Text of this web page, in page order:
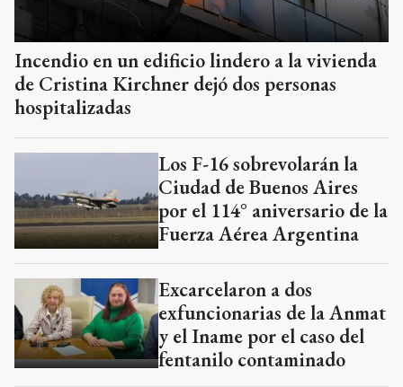
Incendio en un edificio lindero a la vivienda
de Cristina Kirchner dejó dos personas
hospitalizadas
Los F-16 sobrevolarán la
Ciudad de Buenos Aires
por el 114° aniversario de la
Fuerza Aérea Argentina
Excarcelaron a dos
exfuncionarias de la Anmat
y el Iname por el caso del
fentanilo contaminado